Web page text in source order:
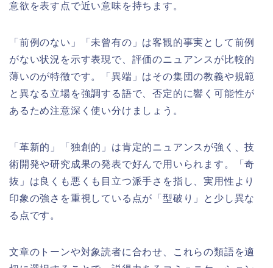
意欲を表す点で近い意味を持ちます。
「前例のない」「未曾有の」は客観的事実として前例
がない状況を示す表現で、評価のニュアンスが比較的
薄いのが特徴です。「異端」はその集団の教義や規範
と異なる立場を強調する語で、否定的に響く可能性が
あるため注意深く使い分けましょう。
「革新的」「独創的」は肯定的ニュアンスが強く、技
術開発や研究成果の発表で好んで用いられます。「奇
抜」は良くも悪くも目立つ派手さを指し、実用性より
印象の強さを重視している点が「型破り」と少し異な
る点です。
文章のトーンや対象読者に合わせ、これらの類語を適